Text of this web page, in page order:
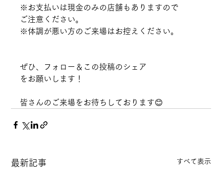
※お支払いは現金のみの店舗もありますので
ご注意ください。
※体調が悪い方のご来場はお控えください。
ぜひ、フォロー＆この投稿のシェア
をお願いします！
皆さんのご来場をお待ちしております😊
最新記事 すべて表示